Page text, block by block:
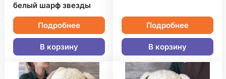
белый шарф звезды
Подробнее
В корзину
Подробнее
В корзину